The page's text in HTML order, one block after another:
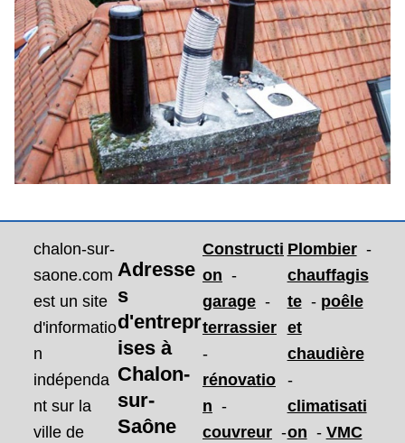
chalon-sur-
saone.com
est un site
d'informatio
n
indépenda
nt sur la
ville de
Adresse
s
d'entrepr
isesà
Chalon-
sur-
Saône
Constructi
on -
garage -
terrassier
-
rénovatio
n -
couvreur -
Plombier -
chauffagis
te - poêle
et
chaudière
-
climatisati
on - VMC